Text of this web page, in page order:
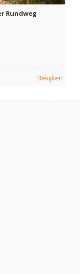
Rundweg
Bekijken